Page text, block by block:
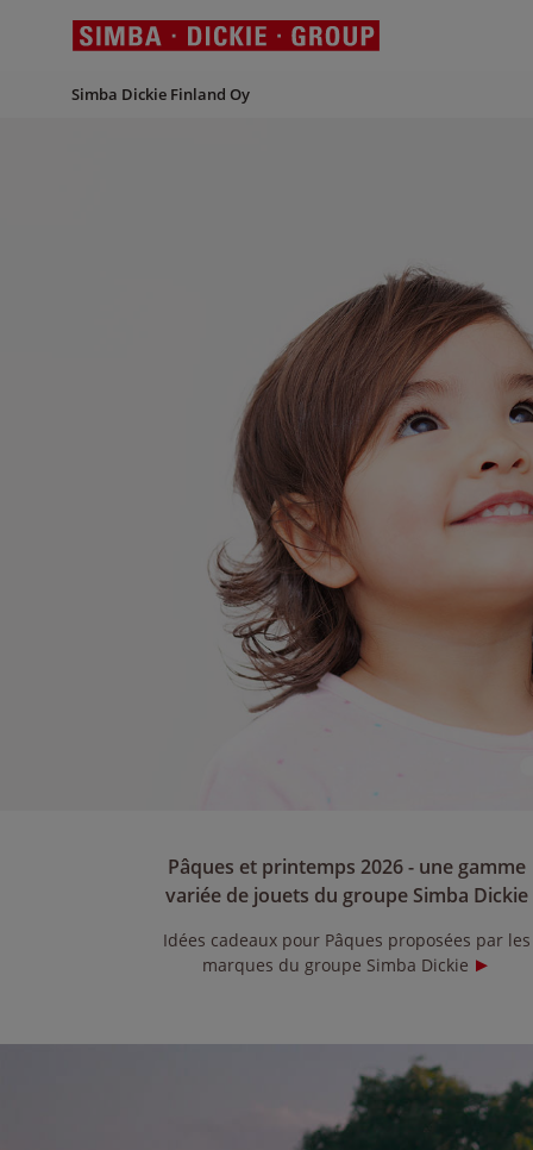
Simba Dickie Finland Oy
Pâques et printemps 2026 - une gamme
variée de jouets du groupe Simba Dickie
Idées cadeaux pour Pâques proposées par les
marques du groupe Simba Dickie